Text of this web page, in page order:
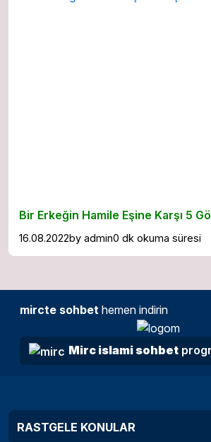
Bir Erkeğin Hamile Eşine Karşı 5
16.08.2022by admin0 dk okuma süresi
mircte sohbet hemen indirin
Mirc islami sohbet
RASTGELE KONULAR